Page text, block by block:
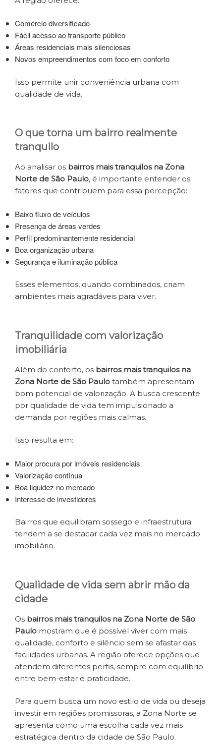
Comércio diversificado
Fácil acesso ao transporte público
Áreas residenciais mais silenciosas
Novos empreendimentos com foco em conforto
Isso permite unir conveniência urbana com
qualidade de vida.
O que torna um bairro realmente
tranquilo
Ao analisar os bairros mais tranquilos na Zona
Norte de São Paulo, é importante entender os
fatores que contribuem para essa percepção:
Baixo fluxo de veículos
Presença de áreas verdes
Perfil predominantemente residencial
Boa organização urbana
Segurança e iluminação pública
Esses elementos, quando combinados, criam
ambientes mais agradáveis para viver.
Tranquilidade com valorização
imobiliária
Além do conforto, os bairros mais tranquilos na
Zona Norte de São Paulo também apresentam
bom potencial de valorização. A busca crescente
por qualidade de vida tem impulsionado a
demanda por regiões mais calmas.
Isso resulta em:
Maior procura por imóveis residenciais
Valorização contínua
Boa liquidez no mercado
Interesse de investidores
Bairros que equilibram sossego e infraestrutura
tendem a se destacar cada vez mais no mercado
imobiliário.
Qualidade de vida sem abrir mão da
cidade
Os bairros mais tranquilos na Zona Norte de São
Paulo mostram que é possível viver com mais
qualidade, conforto e silêncio sem se afastar das
facilidades urbanas. A região oferece opções que
atendem diferentes perfis, sempre com equilíbrio
entre bem-estar e praticidade.
Para quem busca um novo estilo de vida ou deseja
investir em regiões promissoras, a Zona Norte se
apresenta como uma escolha cada vez mais
estratégica dentro da cidade de São Paulo.